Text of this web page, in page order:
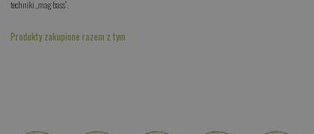
techniki „mag bass”.
Produkty zakupione razem z tym